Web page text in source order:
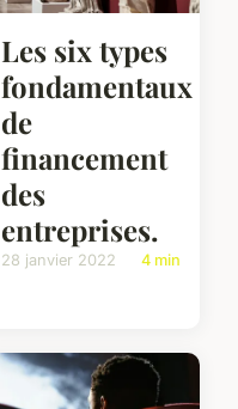
Les six types
fondamentaux
de
financement
des
entreprises.
28 janvier 2022 4 min